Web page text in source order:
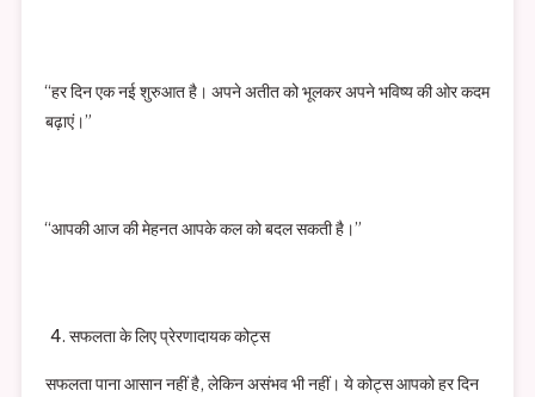
“हर दिन एक नई शुरुआत है। अपने अतीत को भूलकर अपने भविष्य की ओर कदम
बढ़ाएं।”
“आपकी आज की मेहनत आपके कल को बदल सकती है।”
सफलता के लिए प्रेरणादायक कोट्स
सफलता पाना आसान नहीं है, लेकिन असंभव भी नहीं। ये कोट्स आपको हर दिन